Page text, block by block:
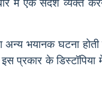
में एक संदेश व्यक्त
अन्य भयानक घटना
प्रकार के डिस्टॉपिया